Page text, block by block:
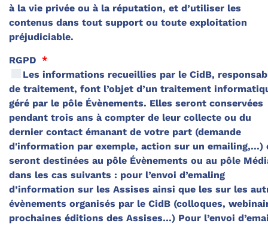
à la vie privée ou à la réputation, et d’utiliser les
contenus dans tout support ou toute exploitation
préjudiciable.
RGPD *
Les informations recueillies par le CidB,
de traitement, font l’objet d’un traitement
géré par le pôle Évènements. Elles seront conservées
pendant trois ans à compter de leur collecte ou du
dernier contact émanant de votre part (demande
d'information par exemple, action sur un emailing,...)
seront destinées au pôle Évènements ou au pôle
dans les cas suivants : pour l’envoi d’emaling
d’information sur les Assises ainsi que les sur les
évènements organisés par le CidB (colloques,
prochaines éditions des Assises…) Pour l’envoi